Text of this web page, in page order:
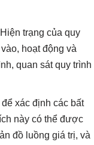
trạng của quy
hoạt động và
quan sát quy trình
xác định các bất
này có thể được
đồ luồng giá trị, và